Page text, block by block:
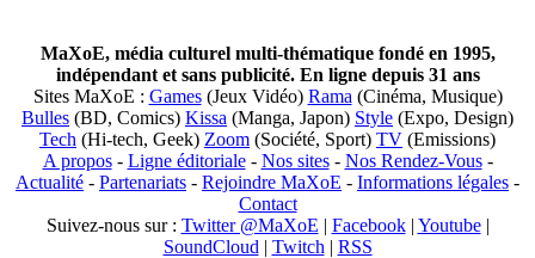
MaXoE, média culturel multi-thématique fondé en 1995,
indépendant et sans publicité. En ligne depuis 31 ans
Sites MaXoE : Games(Jeux Vidéo) Rama (Cinéma, Musique)
Bulles (BD, Comics) Kissa (Manga, Japon) Style (Expo, Design)
Tech (Hi-tech, Geek) Zoom (Société, Sport) TV (Emissions)
A propos- Ligne éditoriale- Nos sites- Nos Rendez-Vous-
Actualité - Partenariats - Rejoindre MaXoE - Informations légales -
Contact
Suivez-nous sur : Twitter @MaXoE | Facebook| Youtube|
SoundCloud | Twitch | RSS